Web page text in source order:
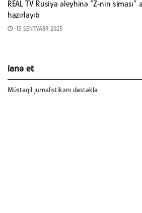
REAL TV Rusiya əleyhinə “Z-nin siması”
hazırlayıb
15 SENTYABR 2025
ianə et
Müstəqil jurnalistikanı dəstəklə